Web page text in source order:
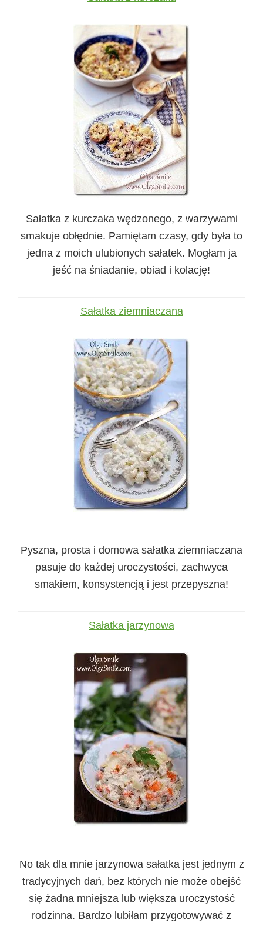
Sałatka z kurczaka wędzonego, z warzywami
smakuje obłędnie. Pamiętam czasy, gdy była to
jedna z moich ulubionych sałatek. Mogłam ja
jeść na śniadanie, obiad i kolację!
Sałatka ziemniaczana
Pyszna, prosta i domowa sałatka ziemniaczana
pasuje do każdej uroczystości, zachwyca
smakiem, konsystencją i jest przepyszna!
Sałatka jarzynowa
No tak dla mnie jarzynowa sałatka jest jednym z
tradycyjnych dań, bez których nie może obejść
się żadna mniejsza lub większa uroczystość
rodzinna. Bardzo lubiłam przygotowywać z